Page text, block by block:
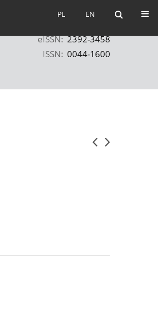
EN
PL EN
PL
eISSN: 2392-3458
ISSN: 0044-1600